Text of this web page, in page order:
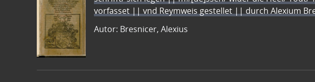
vorfasset || vnd Reymweis gestellet || durch Alexium
Autor: Bresnicer, Alexius